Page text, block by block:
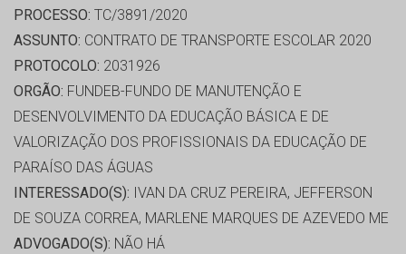
PROCESSO: TC/3891/2020
ASSUNTO: CONTRATO DE TRANSPORTE ESCOLAR 2020
PROTOCOLO: 2031926
ORGÃO: FUNDEB-FUNDO DE MANUTENÇÃO E
DESENVOLVIMENTO DA EDUCAÇÃO BÁSICA E DE
VALORIZAÇÃO DOS PROFISSIONAIS DA EDUCAÇÃO DE
PARAÍSO DAS ÁGUAS
INTERESSADO(S): IVAN DA CRUZ PEREIRA, JEFFERSON
DE SOUZA CORREA, MARLENE MARQUES DE AZEVEDO ME
ADVOGADO(S): NÃO HÁ